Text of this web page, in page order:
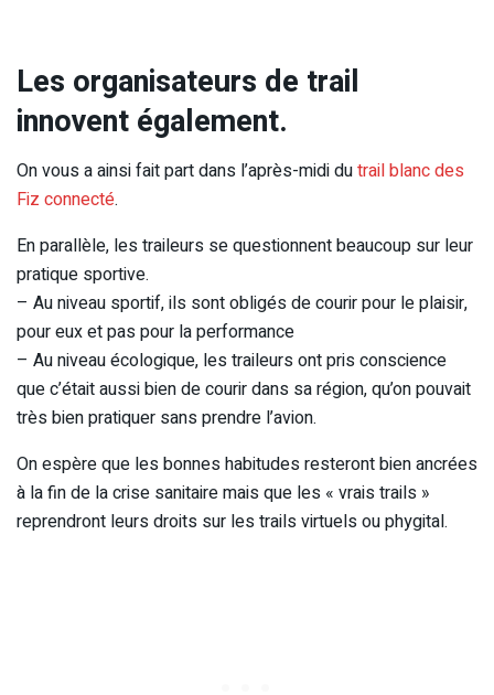
Les organisateurs de trail
innovent également.
On vous a ainsi fait part dans l’après-midi dutrail blanc des
Fiz connecté.
En parallèle, les traileurs se questionnent beaucoup sur leur
pratique sportive.
– Au niveau sportif, ils sont obligés de courir pour le plaisir,
pour eux et pas pour la performance
– Au niveau écologique, les traileurs ont pris conscience
que c’était aussi bien de courir dans sa région, qu’on pouvait
très bien pratiquer sans prendre l’avion.
On espère que les bonnes habitudes resteront bien ancrées
à la fin de la crise sanitaire mais que les « vrais trails »
reprendront leurs droits sur les trails virtuels ou phygital.